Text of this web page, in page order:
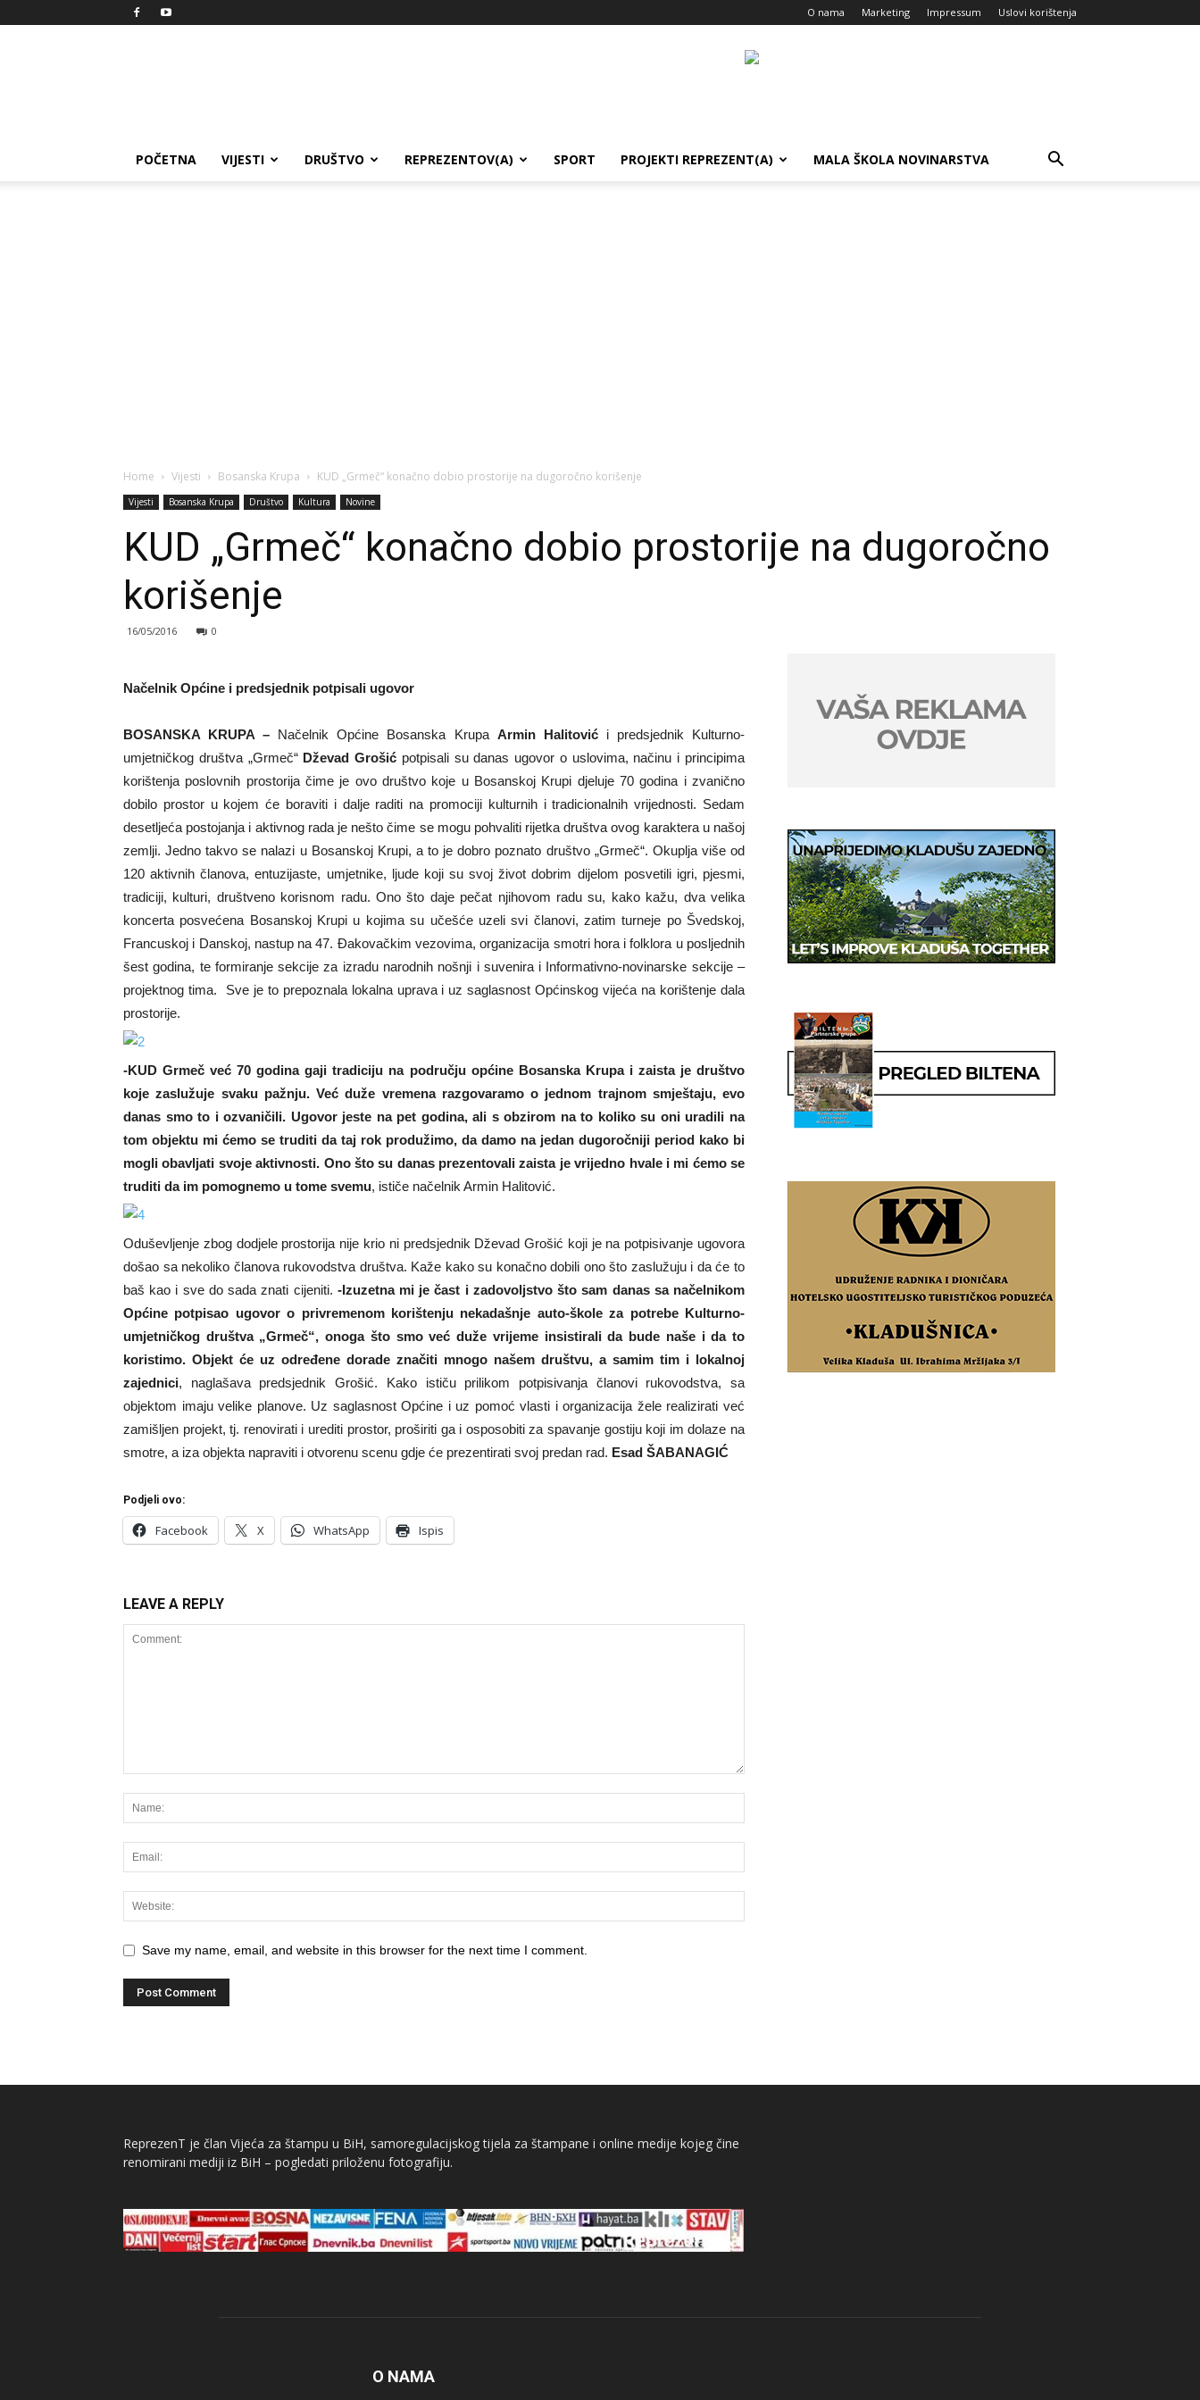
O nama Marketing Impressum Uslovi korištenja
POČETNA VIJESTI DRUŠTVO REPREZENTOV(A) SPORT PROJEKTI REPREZENT(A) MALA ŠKOLA NOVINARSTVA
Home Vijesti Bosanska Krupa KUD „Grmeč“ konačno dobio prostorije na dugoročno korišenje
Vijesti Bosanska Krupa Društvo Kultura Novine
KUD „Grmeč“ konačno dobio prostorije na dugoročno
korišenje
16/05/2016 0
Načelnik Općine i predsjednik potpisali ugovor
BOSANSKA KRUPA – Načelnik Općine Bosanska Krupa Armin Halitovići predsjednik Kulturno-
umjetničkog društva „Grmeč“ Dževad Grošić potpisali su danas ugovor o uslovima, načinu i principima
korištenja poslovnih prostorija čime je ovo društvo koje u Bosanskoj Krupi djeluje 70 godina i zvanično
dobilo prostor u kojem će boraviti i dalje raditi na promociji kulturnih i tradicionalnih vrijednosti. Sedam
desetljeća postojanja i aktivnog rada je nešto čime se mogu pohvaliti rijetka društva ovog karaktera u našoj
zemlji. Jedno takvo se nalazi u Bosanskoj Krupi, a to je dobro poznato društvo „Grmeč“. Okuplja više od
120 aktivnih članova, entuzijaste, umjetnike, ljude koji su svoj život dobrim dijelom posvetili igri, pjesmi,
tradiciji, kulturi, društveno korisnom radu. Ono što daje pečat njihovom radu su, kako kažu, dva velika
koncerta posvećena Bosanskoj Krupi u kojima su učešće uzeli svi članovi, zatim turneje po Švedskoj,
Francuskoj i Danskoj, nastup na 47. Đakovačkim vezovima, organizacija smotri hora i folklora u posljednih
šest godina, te formiranje sekcije za izradu narodnih nošnji i suvenira i Informativno-novinarske sekcije –
projektnog tima. Sve je to prepoznala lokalna uprava i uz saglasnost Općinskog vijeća na korištenje dala
prostorije.
-KUD Grmeč već 70 godina gaji tradiciju na području općine Bosanska Krupa i zaista je društvo
koje zaslužuje svaku pažnju. Već duže vremena razgovaramo o jednom trajnom smještaju, evo
danas smo to i ozvaničili. Ugovor jeste na pet godina, ali s obzirom na to koliko su oni uradili na
tom objektu mi ćemo se truditi da taj rok produžimo, da damo na jedan dugoročniji period kako bi
mogli obavljati svoje aktivnosti. Ono što su danas prezentovali zaista je vrijedno hvale i mi ćemo se
truditi da im pomognemo u tome svemu, ističe načelnik Armin Halitović.
Oduševljenje zbog dodjele prostorija nije krio ni predsjednik Dževad Grošić koji je na potpisivanje ugovora
došao sa nekoliko članova rukovodstva društva. Kaže kako su konačno dobili ono što zaslužuju i da će to
baš kao i sve do sada znati cijeniti. -Izuzetna mi je čast i zadovoljstvo što sam danas sa načelnikom
Općine potpisao ugovor o privremenom korištenju nekadašnje auto-škole za potrebe Kulturno-
umjetničkog društva „Grmeč“, onoga što smo već duže vrijeme insistirali da bude naše i da to
koristimo. Objekt će uz određene dorade značiti mnogo našem društvu, a samim tim i lokalnoj
zajednici, naglašava predsjednik Grošić. Kako ističu prilikom potpisivanja članovi rukovodstva, sa
objektom imaju velike planove. Uz saglasnost Općine i uz pomoć vlasti i organizacija žele realizirati već
zamišljen projekt, tj. renovirati i urediti prostor, proširiti ga i osposobiti za spavanje gostiju koji im dolaze na
smotre, a iza objekta napraviti i otvorenu scenu gdje će prezentirati svoj predan rad. Esad ŠABANAGIĆ
Podjeli ovo:
Facebook X WhatsApp Ispis
LEAVE A REPLY
Save my name, email, and website in this browser for the next time I comment.
ReprezenT je član Vijeća za štampu u BiH, samoregulacijskog tijela za štampane i online medije kojeg čine
renomirani mediji iz BiH – pogledati priloženu fotografiju.
O NAMA